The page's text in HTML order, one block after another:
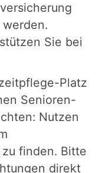
Sie bei
Platz
Senioren-
Nutzen
finden. Bitte
direkt